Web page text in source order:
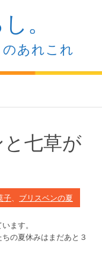
。
あれこれ
七草が
子、 ブリスベンの夏
ます。
の夏休みはまだあと３